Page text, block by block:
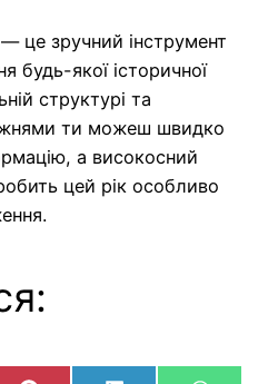
це зручний інструмент
будь-якої історичної
структурі та
ти можеш швидко
а високосний
цей рік особливо